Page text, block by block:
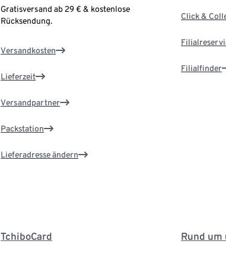
Gratisversand ab 29 € & kostenlose
Rücksendung.
Versandkosten
Lieferzeit
Versandpartner
Packstation
Lieferadresse ändern
Click &
Filialfinder
TchiboCard Rund um